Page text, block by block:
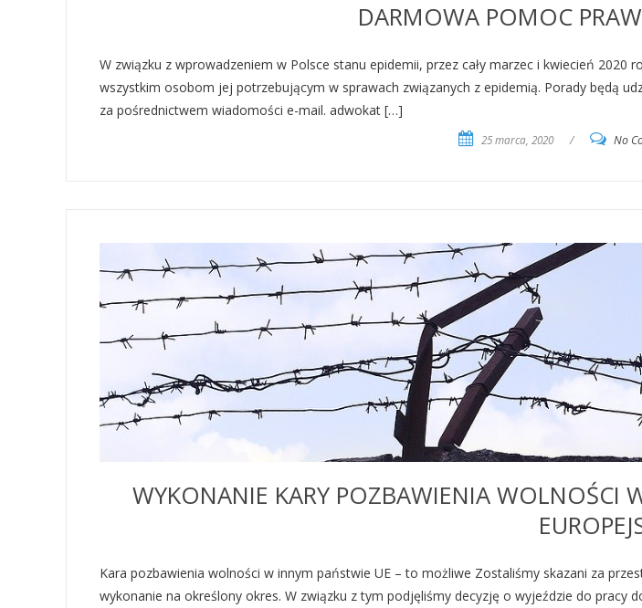
DARMOWA POMOC
W związku z wprowadzeniem w Polsce stanu epidemii, przez cały marzec i kwiecień
wszystkim osobom jej potrzebującym w sprawach związanych z epidemią. Porady będą
za pośrednictwem wiadomości e-mail. adwokat […]
25 marca, 2020 / No
WYKONANIE KARY POZBAWIENIA WOLNOŚCI
Kara pozbawienia wolności w innym państwie UE – to możliwe Zostaliśmy skazani za
wykonanie na określony okres. W związku z tym podjęliśmy decyzję o wyjeździe do pracy